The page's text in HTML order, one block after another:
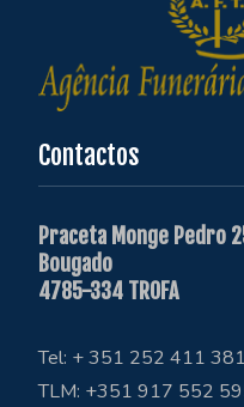
Contactos
Praceta Monge Pedro
Bougado
4785-334 TROFA
Tel: + 351 252 411
TLM: +351 917 552